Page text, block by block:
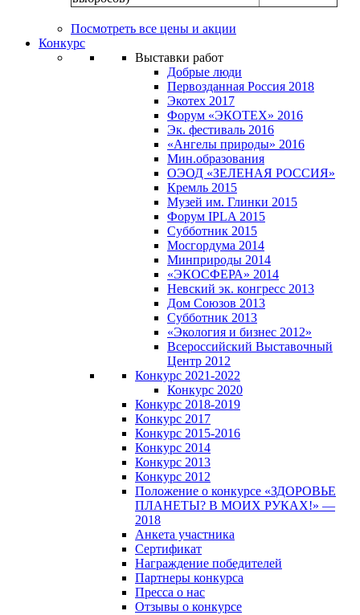
Посмотреть все цены и акции
Конкурс
Выставки работ
Добрые люди
Первозданная Россия 2018
Экотех 2017
Форум «ЭКОТЕХ» 2016
Эк. фестиваль 2016
«Ангелы природы» 2016
Мин.образования
ОЭОД «ЗЕЛЕНАЯ РОССИЯ»
Кремль 2015
Музей им. Глинки 2015
Форум IPLA 2015
Субботник 2015
Мосгордума 2014
Минприроды 2014
«ЭКОСФЕРА» 2014
Невский эк. конгресс 2013
Дом Союзов 2013
Субботник 2013
«Экология и бизнес 2012»
Всероссийский Выставочный
Центр 2012
Конкурс 2021-2022
Конкурс 2020
Конкурс 2018-2019
Конкурс 2017
Конкурс 2015-2016
Конкурс 2014
Конкурс 2013
Конкурс 2012
Положение о конкурсе «ЗДОРОВЬЕ
ПЛАНЕТЫ? В МОИХ РУКАХ!» —
2018
Анкета участника
Сертификат
Награждение победителей
Партнеры конкурса
Пресса о нас
Отзывы о конкурсе